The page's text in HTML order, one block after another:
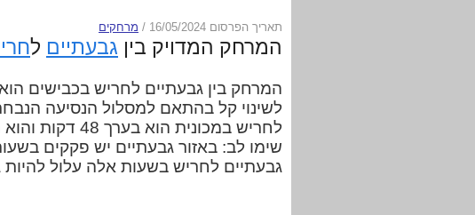
תאריך הפרסום 16/05/2024 / מרחקים
המרחק המדויק בין גבעתיים ל
לשינוי קל בהתאם למסלול הנסיעה
לחריש במכונית
שימו לב: באזור גבעתיים יש פקקים
גבעתיים לחריש בשעות אלה עלול